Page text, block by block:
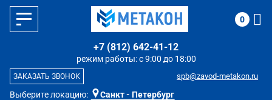
Выберите локацию: Санкт - Петербург
режим работы: с 9:00 до 18:00
+7 (812) 642-41-12
spb@zavod-metakon.ru
ЗАКАЗАТЬ ЗВОНОК
0